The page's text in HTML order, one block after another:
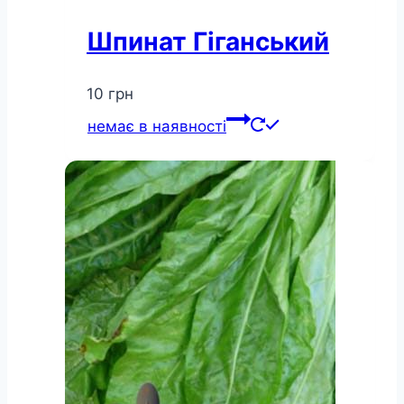
Шпинат Гіганський
10 грн
немає в наявності